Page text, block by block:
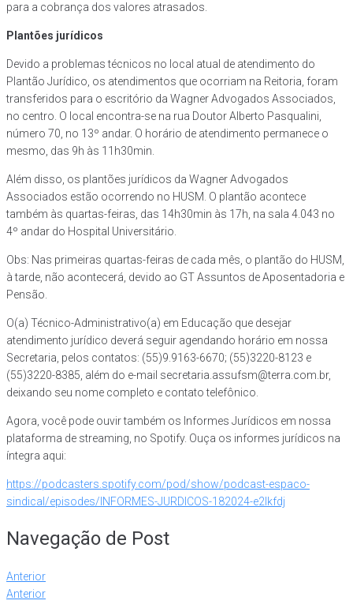
para a cobrança dos valores atrasados.
Plantões jurídicos
Devido a problemas técnicos no local atual de atendimento do
Plantão Jurídico, os atendimentos que ocorriam na Reitoria, foram
transferidos para o escritório da Wagner Advogados Associados,
no centro. O local encontra-se na rua Doutor Alberto Pasqualini,
número 70, no 13º andar. O horário de atendimento permanece o
mesmo, das 9h às 11h30min.
Além disso, os plantões jurídicos da Wagner Advogados
Associados estão ocorrendo no HUSM. O plantão acontece
também às quartas-feiras, das 14h30min às 17h, na sala 4.043 no
4º andar do Hospital Universitário.
Obs: Nas primeiras quartas-feiras de cada mês, o plantão do HUSM,
à tarde, não acontecerá, devido ao GT Assuntos de Aposentadoria e
Pensão.
O(a) Técnico-Administrativo(a) em Educação que desejar
atendimento jurídico deverá seguir agendando horário em nossa
Secretaria, pelos contatos: (55)9.9163-6670; (55)3220-8123 e
(55)3220-8385, além do e-mail secretaria.assufsm@terra.com.br,
deixando seu nome completo e contato telefônico.
Agora, você pode ouvir também os Informes Jurídicos em nossa
plataforma de streaming, no Spotify. Ouça os informes jurídicos na
íntegra aqui:
https://podcasters.spotify.com/pod/show/podcast-espaco-
sindical/episodes/INFORMES-JURDICOS-182024-e2lkfdj
Navegação de Post
Anterior
Anterior